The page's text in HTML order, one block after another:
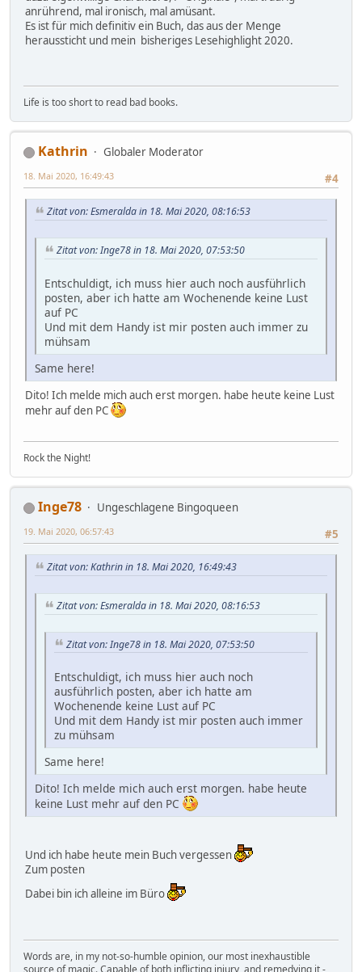
anrührend, mal ironisch, mal amüsant.
Es ist für mich definitiv ein Buch, das aus der Menge
heraussticht und mein bisheriges Lesehighlight 2020.
Life is too short to read bad books.
Kathrin
Globaler Moderator
#4
18. Mai 2020, 16:49:43
Zitat von: Esmeralda in 18. Mai 2020, 08:16:53
Zitat von: Inge78 in 18. Mai 2020, 07:53:50
Entschuldigt, ich muss hier auch noch ausführlich
posten, aber ich hatte am Wochenende keine Lust
auf PC
Und mit dem Handy ist mir posten auch immer zu
mühsam
Same here!
Dito! Ich melde mich auch erst morgen. habe heute keine Lust
mehr auf den PC
Rock the Night!
Inge78
Ungeschlagene Bingoqueen
#5
19. Mai 2020, 06:57:43
Zitat von: Kathrin in 18. Mai 2020, 16:49:43
Zitat von: Esmeralda in 18. Mai 2020, 08:16:53
Zitat von: Inge78 in 18. Mai 2020, 07:53:50
Entschuldigt, ich muss hier auch noch
ausführlich posten, aber ich hatte am
Wochenende keine Lust auf PC
Und mit dem Handy ist mir posten auch immer
zu mühsam
Same here!
Dito! Ich melde mich auch erst morgen. habe heute
keine Lust mehr auf den PC
Und ich habe heute mein Buch vergessen
Zum posten
Dabei bin ich alleine im Büro
Words are, in my not-so-humble opinion, our most inexhaustible
source of magic. Capable of both inflicting injury, and remedying it -